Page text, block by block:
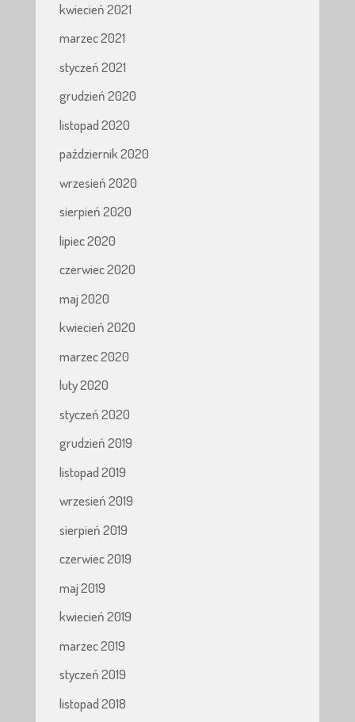
kwiecień 2021
marzec 2021
styczeń 2021
grudzień 2020
listopad 2020
październik 2020
wrzesień 2020
sierpień 2020
lipiec 2020
czerwiec 2020
maj 2020
kwiecień 2020
marzec 2020
luty 2020
styczeń 2020
grudzień 2019
listopad 2019
wrzesień 2019
sierpień 2019
czerwiec 2019
maj 2019
kwiecień 2019
marzec 2019
styczeń 2019
listopad 2018